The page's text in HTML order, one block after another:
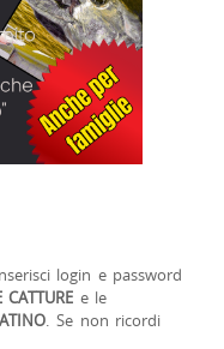
login e password
CATTURE e le
. Se non ricordi